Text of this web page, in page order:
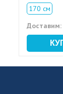
170 см
Доставим: